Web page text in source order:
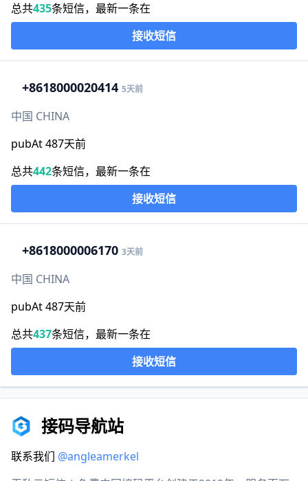
总共435条短信，最新一条在
接收短信
+8618000020414 5天前
中国 CHINA
pubAt 487天前
总共442条短信，最新一条在
接收短信
+8618000006170 3天前
中国 CHINA
pubAt 487天前
总共437条短信，最新一条在
接收短信
接码导航站
联系我们 @angleamerkel